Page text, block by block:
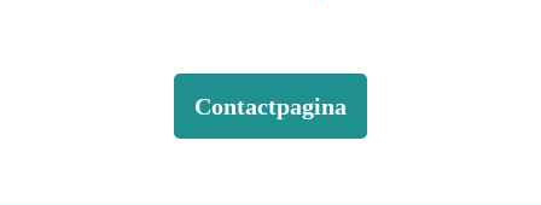
Contactpagina